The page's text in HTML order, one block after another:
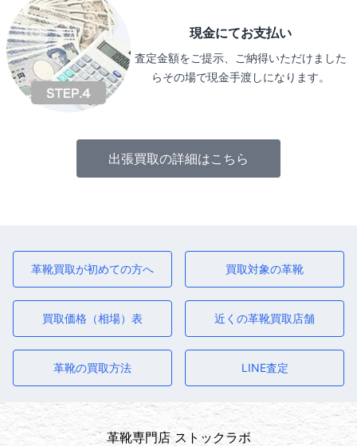
現金にてお支払い
査定金額をご提示、ご納得いただけました
らその場で現金手渡しになります。
出張買取の詳細はこちら
革靴買取が初めての方へ 買取対象の革靴
買取価格（相場）表 近くの革靴買取店舗
革靴の買取方法 LINE査定
革靴専門店 ストックラボ